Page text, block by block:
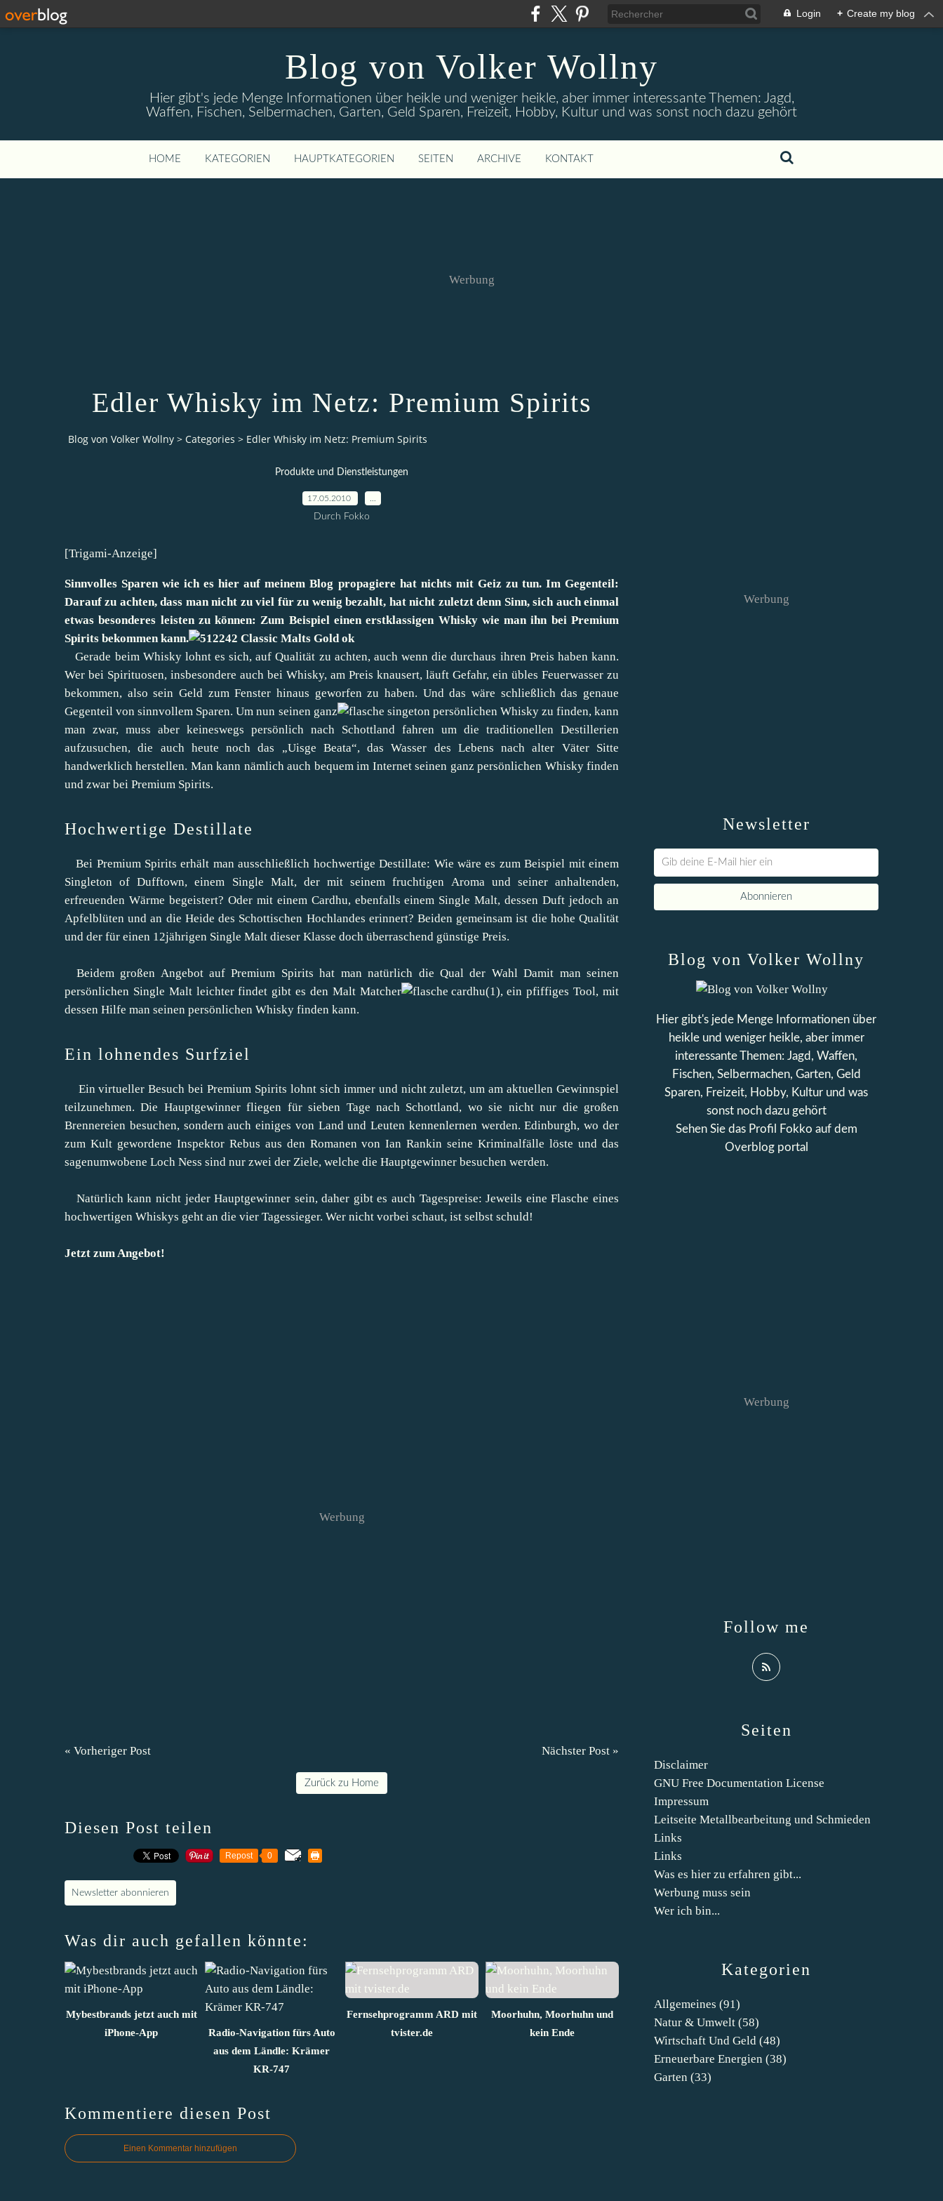
Login + Create my blog
Blog von Volker Wollny
Hier gibt's jede Menge Informationen über heikle und weniger heikle, aber immer interessante Themen: Jagd,
Waffen, Fischen, Selbermachen, Garten, Geld Sparen, Freizeit, Hobby, Kultur und was sonst noch dazu gehört
HOME KATEGORIEN HAUPTKATEGORIEN SEITEN ARCHIVE KONTAKT
Werbung
Edler Whisky im Netz: Premium Spirits
Blog von Volker Wollny > Categories > Edler Whisky im Netz: Premium Spirits
Produkte und Dienstleistungen
17.05.2010
Durch Fokko
[Trigami-Anzeige]
Sinnvolles Sparen wie ich es hier auf meinem Blog propagiere hat nichts mit Geiz zu tun. Im Gegenteil:
Darauf zu achten, dass man nicht zu viel für zu wenig bezahlt, hat nicht zuletzt denn Sinn, sich auch einmal
etwas besonderes leisten zu können: Zum Beispiel einen erstklassigen Whisky wie man ihn bei Premium
Spirits bekommen kann.
Gerade beim Whisky lohnt es sich, auf Qualität zu achten, auch wenn die durchaus ihren Preis haben kann.
Wer bei Spirituosen, insbesondere auch bei Whisky, am Preis knausert, läuft Gefahr, ein übles Feuerwasser zu
bekommen, also sein Geld zum Fenster hinaus geworfen zu haben. Und das wäre schließlich das genaue
Gegenteil von sinnvollem Sparen. Um nun seinen ganz
persönlichen Whisky zu finden, kann
man zwar, muss aber keineswegs persönlich nach Schottland fahren um die traditionellen Destillerien
aufzusuchen, die auch heute noch das „Uisge Beata“, das Wasser des Lebens nach alter Väter Sitte
handwerklich herstellen. Man kann nämlich auch bequem im Internet seinen ganz persönlichen Whisky finden
und zwar bei Premium Spirits.
Hochwertige Destillate
Bei Premium Spirits erhält man ausschließlich hochwertige Destillate: Wie wäre es zum Beispiel mit einem
Singleton of Dufftown, einem Single Malt, der mit seinem fruchtigen Aroma und seiner anhaltenden,
erfreuenden Wärme begeistert? Oder mit einem Cardhu, ebenfalls einem Single Malt, dessen Duft jedoch an
Apfelblüten und an die Heide des Schottischen Hochlandes erinnert? Beiden gemeinsam ist die hohe Qualität
und der für einen 12jährigen Single Malt dieser Klasse doch überraschend günstige Preis.
Beidem großen Angebot auf Premium Spirits hat man natürlich die Qual der Wahl Damit man seinen
persönlichen Single Malt leichter findet gibt es den Malt Matcher
, ein pfiffiges Tool, mit
dessen Hilfe man seinen persönlichen Whisky finden kann.
Ein lohnendes Surfziel
Ein virtueller Besuch bei Premium Spirits lohnt sich immer und nicht zuletzt, um am aktuellen Gewinnspiel
teilzunehmen. Die Hauptgewinner fliegen für sieben Tage nach Schottland, wo sie nicht nur die großen
Brennereien besuchen, sondern auch einiges von Land und Leuten kennenlernen werden. Edinburgh, wo der
zum Kult gewordene Inspektor Rebus aus den Romanen von Ian Rankin seine Kriminalfälle löste und das
sagenumwobene Loch Ness sind nur zwei der Ziele, welche die Hauptgewinner besuchen werden.
Natürlich kann nicht jeder Hauptgewinner sein, daher gibt es auch Tagespreise: Jeweils eine Flasche eines
hochwertigen Whiskys geht an die vier Tagessieger. Wer nicht vorbei schaut, ist selbst schuld!
Jetzt zum Angebot!
Werbung
« Vorheriger Post Nächster Post »
Zurück zu Home
Diesen Post teilen
Repost 0
Newsletter abonnieren
Was dir auch gefallen könnte:
Mybestbrands jetzt auch mit
iPhone-App
Radio-Navigation fürs Auto
aus dem Ländle: Krämer
KR-747
Fernsehprogramm ARD mit
tvister.de
Moorhuhn, Moorhuhn und
kein Ende
Kommentiere diesen Post
Einen Kommentar hinzufügen
Newsletter
Werbung
Kategorien
Allgemeines (91)
Natur & Umwelt (58)
Wirtschaft Und Geld (48)
Erneuerbare Energien (38)
Garten (33)
Seiten
Disclaimer
GNU Free Documentation License
Impressum
Leitseite Metallbearbeitung und Schmieden
Links
Links
Was es hier zu erfahren gibt...
Werbung muss sein
Wer ich bin...
Blog von Volker Wollny
Hier gibt's jede Menge Informationen über
heikle und weniger heikle, aber immer
interessante Themen: Jagd, Waffen,
Fischen, Selbermachen, Garten, Geld
Sparen, Freizeit, Hobby, Kultur und was
sonst noch dazu gehört
Sehen Sie das Profil
Fokko auf dem
Overblog portal
Follow me
Werbung